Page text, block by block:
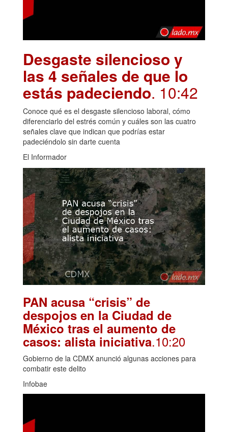
Desgaste silencioso y
las 4 señales de que lo
estás padeciendo. 10:42
Conoce qué es el desgaste silencioso laboral, cómo
diferenciarlo del estrés común y cuáles son las cuatro
señales clave que indican que podrías estar
padeciéndolo sin darte cuenta
El Informador
PAN acusa “crisis” de
despojos en la Ciudad de
México tras el aumento de
casos: alista iniciativa.10:20
Gobierno de la CDMX anunció algunas acciones para
combatir este delito
Infobae